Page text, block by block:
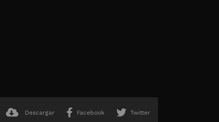
Descargar Facebook Twitter